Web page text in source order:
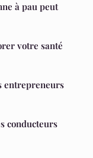
à pau peut
votre santé
entrepreneurs
conducteurs